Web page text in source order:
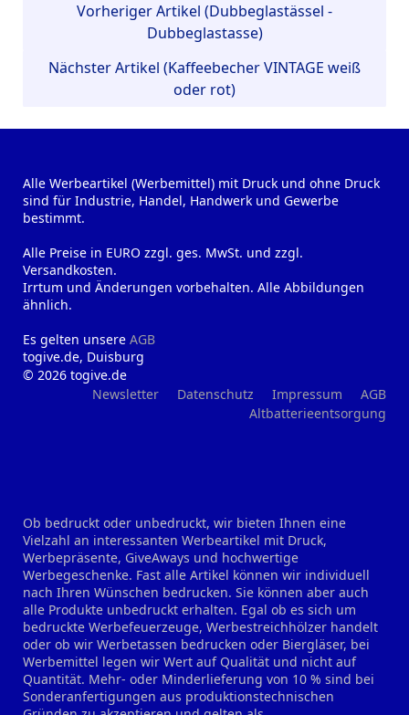
Vorheriger Artikel (Dubbeglastässel -
Dubbeglastasse)
Nächster Artikel (Kaffeebecher VINTAGE weiß
oder rot)
Alle Werbeartikel (Werbemittel) mit Druck und ohne Druck
sind für Industrie, Handel, Handwerk und Gewerbe
bestimmt.
Alle Preise in EURO zzgl. ges. MwSt. und zzgl.
Versandkosten.
Irrtum und Änderungen vorbehalten. Alle Abbildungen
ähnlich.
Es gelten unsere AGB
togive.de, Duisburg
© 2026 togive.de
Newsletter
Datenschutz Impressum
AGB
Altbatterieentsorgung
Ob bedruckt oder unbedruckt, wir bieten Ihnen eine
Vielzahl an interessanten Werbeartikel mit Druck,
Werbepräsente, GiveAways und hochwertige
Werbegeschenke. Fast alle Artikel können wir individuell
nach Ihren Wünschen bedrucken. Sie können aber auch
alle Produkte unbedruckt erhalten. Egal ob es sich um
bedruckte Werbefeuerzeuge, Werbestreichhölzer handelt
oder ob wir Werbetassen bedrucken oder Biergläser, bei
Werbemittel legen wir Wert auf Qualität und nicht auf
Quantität. Mehr- oder Minderlieferung von 10 % sind bei
Sonderanfertigungen aus produktionstechnischen